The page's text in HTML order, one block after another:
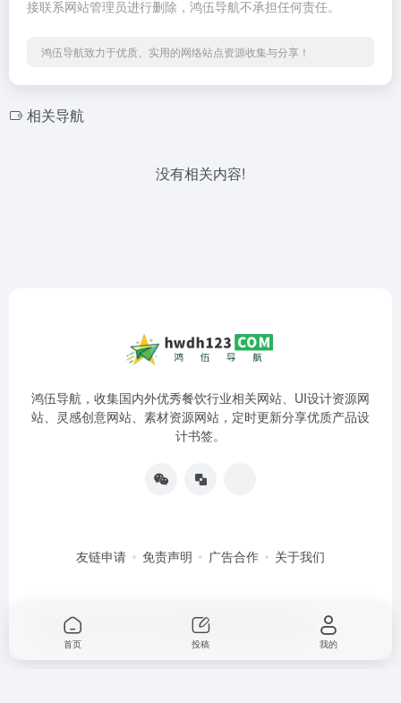
接联系网站管理员进行删除，鸿伍导航不承担任何责任。
鸿伍导航致力于优质、实用的网络站点资源收集与分享！
相关导航
没有相关内容!
鸿伍导航，收集国内外优秀餐饮行业相关网站、UI设计资源网
站、灵感创意网站、素材资源网站，定时更新分享优质产品设
计书签。
友链申请 免责声明 广告合作 关于我们
Copyright © 2019 - 2022 鸿伍科技湘ICP备19003446号-2
首页 投稿 我的